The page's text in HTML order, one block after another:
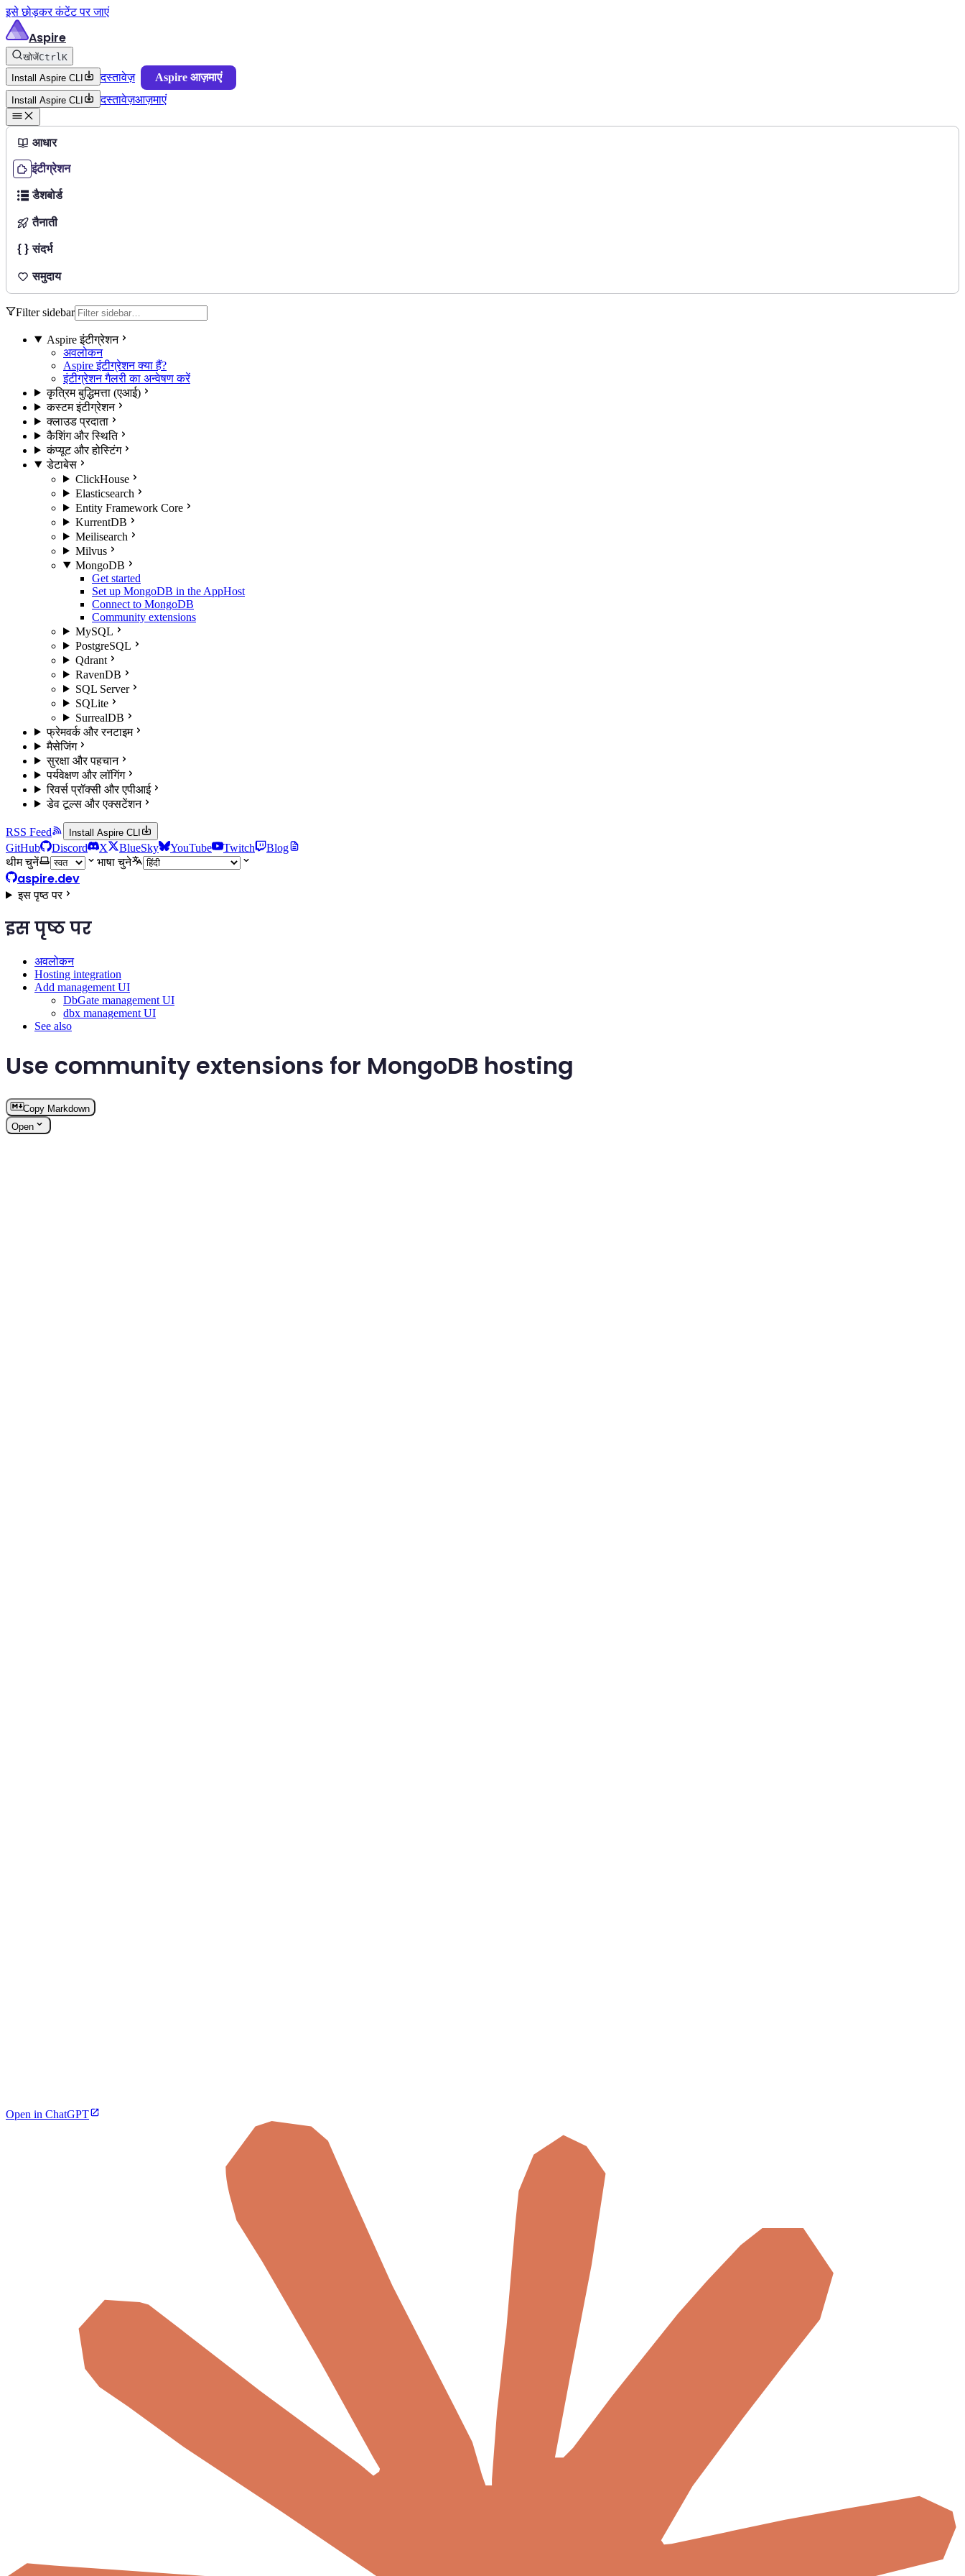
इसे छोड़कर कंटेंट पर जाएं
Aspire
खोजेंCtrlK
Install Aspire CLI
दस्तावेज़ Aspire आज़माएं
Install Aspire CLI दस्तावेज़आज़माएं
आधार
इंटीग्रेशन
डैशबोर्ड
तैनाती
संदर्भ
समुदाय
Filter sidebar
Aspire इंटीग्रेशन
अवलोकन
Aspire इंटीग्रेशन क्या हैं?
इंटीग्रेशन गैलरी का अन्वेषण करें
कृत्रिम बुद्धिमत्ता (एआई)
कस्टम इंटीग्रेशन
क्लाउड प्रदाता
कैशिंग और स्थिति
कंप्यूट और होस्टिंग
डेटाबेस
ClickHouse
Elasticsearch
Entity Framework Core
KurrentDB
Meilisearch
Milvus
MongoDB
Get started
Set up MongoDB in the AppHost
Connect to MongoDB
Community extensions
MySQL
PostgreSQL
Qdrant
RavenDB
SQL Server
SQLite
SurrealDB
फ्रेमवर्क और रनटाइम
मैसेजिंग
सुरक्षा और पहचान
पर्यवेक्षण और लॉगिंग
रिवर्स प्रॉक्सी और एपीआई
डेव टूल्स और एक्सटेंशन
RSS Feed Install Aspire CLI
GitHub Discord X BlueSky YouTube Twitch
Blog
थीम चुनें
भाषा चुने
aspire.dev
इस पृष्ठ पर
इस पृष्ठ पर
अवलोकन
Hosting integration
Add management UI
DbGate management UI
dbx management UI
See also
Use community extensions for MongoDB hosting
Copy Markdown
Open
Open in ChatGPT